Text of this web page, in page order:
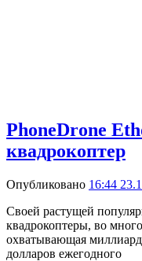
PhoneDrone
квадрокоптер
Опубликовано 16:44
Своей растущей
квадрокоптеры, во
охватывающая
долларов ежегодного